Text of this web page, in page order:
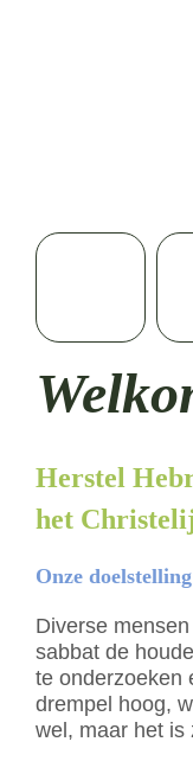
Herstel
het
Onze doelstelling
Diverse
sabbat de
te onderzoeken
drempel hoog,
wel, maar het is